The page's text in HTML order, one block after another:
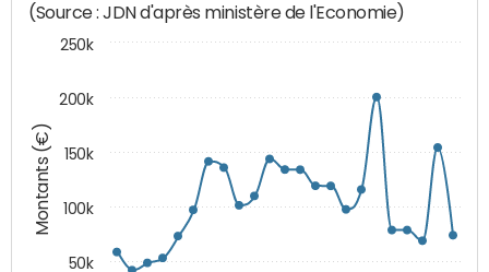
Montants (€)
(Source : JDN d'après ministère de l'Economie)
50k
100k
150k
200k
250k